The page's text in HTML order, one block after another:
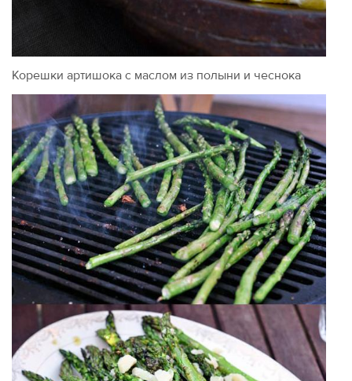
Корешки артишока с маслом из полыни и чеснока